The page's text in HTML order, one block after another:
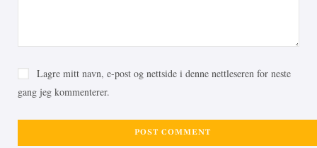
Lagre mitt navn, e-post og nettside i denne nettleseren for neste
gang jeg kommenterer.